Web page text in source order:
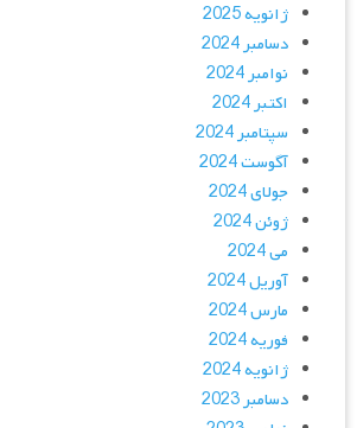
ژانویه 2025
دسامبر 2024
نوامبر 2024
اکتبر 2024
سپتامبر 2024
آگوست 2024
جولای 2024
ژوئن 2024
می 2024
آوریل 2024
مارس 2024
فوریه 2024
ژانویه 2024
دسامبر 2023